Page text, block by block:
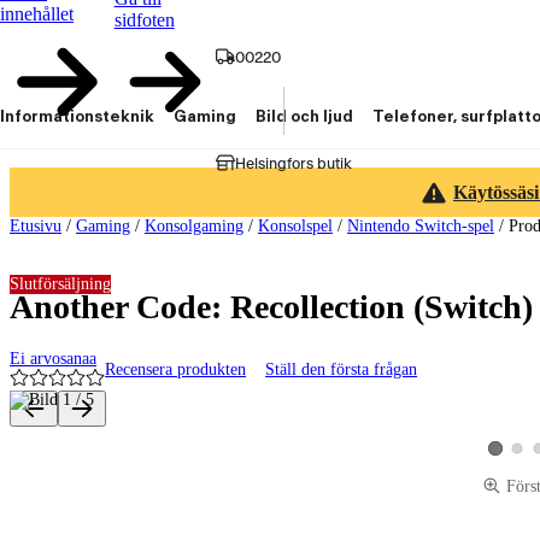
innehållet
sidfoten
00220
Helsingfors butik
Informationsteknik Gaming Bild och ljud Telefoner,
Etusivu / Gaming / Konsolgaming / Konsolspel / Nintendo Switch-spel /
Another Code: Recollection (Switch)
Ei arvosanaa
Recensera produkten Ställ den första frågan
Slutförsäljning
Produktbilder och videor
VisaVisa